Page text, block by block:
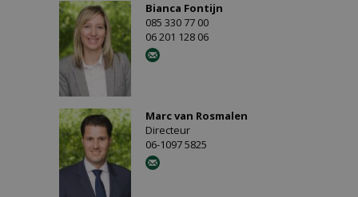
Bianca Fontijn
085 330 77 00
06 201 128 06
Marc van Rosmalen
Directeur
06-1097 5825